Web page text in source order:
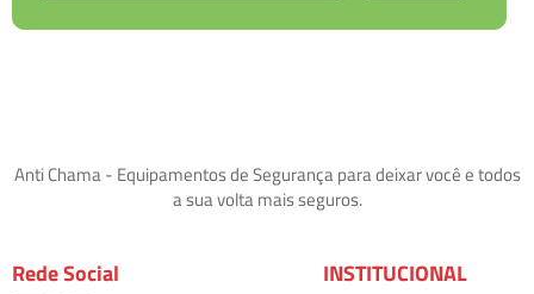
Anti Chama - Equipamentos de Segurança para deixar você e todos
a sua volta mais seguros.
Rede Social INSTITUCIONAL